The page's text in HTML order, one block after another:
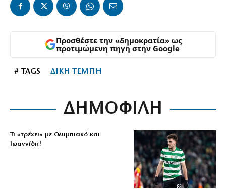
Προσθέστε την «δημοκρατία» ως
προτιμώμενη πηγή στην Google
# TAGS ΔΙΚΗ ΤΕΜΠΗ
ΔΗΜΟΦΙΛΗ
Τι «τρέχει» με Ολυμπιακό και
Ιωαννίδη!